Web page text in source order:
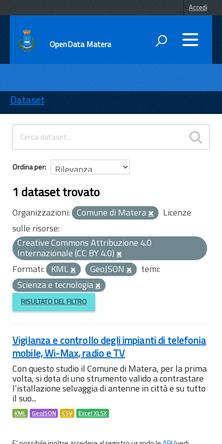
Accedi
OpenData Matera
ENTI
TEMI
INFORMAZIONI
Dataset
Ordina per
1 dataset trovato
Organizzazioni: Comune di Matera
Licenze
sulle risorse:
Creative Commons Attribuzione 4.0
Internazionale (CC BY 4.0)
Formati: KML GeoJSON
temi:
Scienza e tecnologia
RISULTATO DEL FILTRO
Vigilanza e controllo degli impianti di telefonia
mobile, Wi-Max, radio e TV
Con questo studio il Comune di Matera, per la prima
volta, si dota di uno strumento valido a contrastare
l’istallazione selvaggia di antenne in città e su tutto
il suo...
KML GeoJSON CSV Excel XLSX